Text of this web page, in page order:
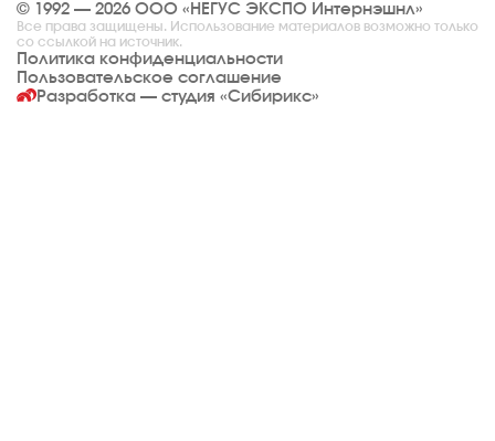
© 1992 — 2026 ООО «НЕГУС ЭКСПО Интернэшнл»
Все права защищены. Использование материалов возможно только
со ссылкой на источник.
Политика конфиденциальности
Пользовательское соглашение
Разработка — студия «Сибирикс»